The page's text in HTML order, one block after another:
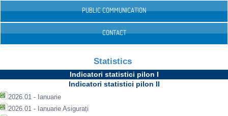
PUBLIC COMMUNICATION
CONTACT
Statistics
Indicatori statistici pilon I
Indicatori statistici pilon II
2026.01 - Ianuarie
2026.01 - Ianuarie Asigurați